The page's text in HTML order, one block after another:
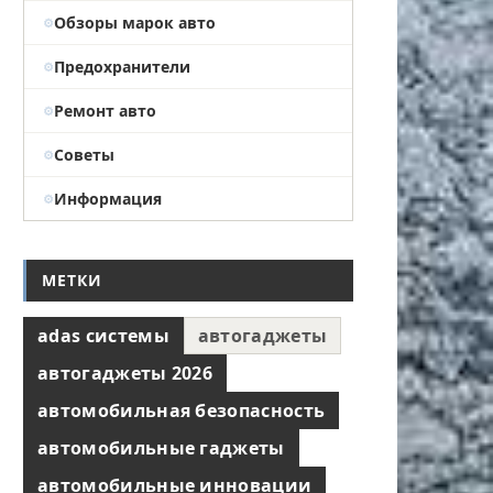
Обзоры марок авто
Предохранители
Ремонт авто
Советы
Информация
МЕТКИ
adas системы
автогаджеты
автогаджеты 2026
автомобильная безопасность
автомобильные гаджеты
автомобильные инновации